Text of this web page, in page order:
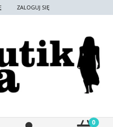
ZALOGUJ SIĘ